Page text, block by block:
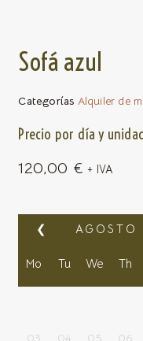
Sofá azul
Categorías Alquiler de
Precio por día y
120,00 € + IVA
❮ AGOSTO
Mo Tu We Th
03 04 05 06